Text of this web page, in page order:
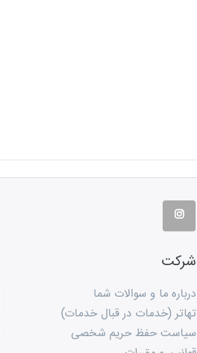
شرکت
درباره ما و سوالات شما
تهاتر (خدمات در قبال خدمات)
سیاست حفظ حریم شخصی